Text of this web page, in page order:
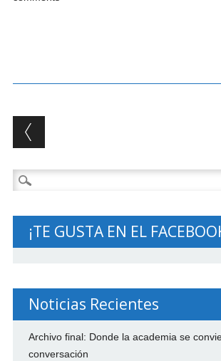
Post navigation
Buscar:
¡TE GUSTA EN EL
Noticias Recientes
Archivo final: Donde la academia se
conversación